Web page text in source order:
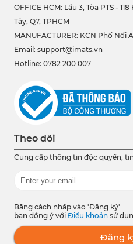
OFFICE HCM: Lầu 3, Tòa PTS -
Tây, Q7, TPHCM
MANUFACTURER: KCN Phố Nối
Email: support@imats.vn
Hotline: 0782 200 007
Theo dõi
Cung cấp thông tin độc quyền,
Bằng cách nhấp vào 'Đăng ký'
bạn đồng ý với Điều khoản sử
Đăng